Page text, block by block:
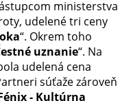
ministerstva
udelené tri ceny
“. Okrem toho
uznanie“. Na
udelená cena
súťaže zároveň
- Kultúrna